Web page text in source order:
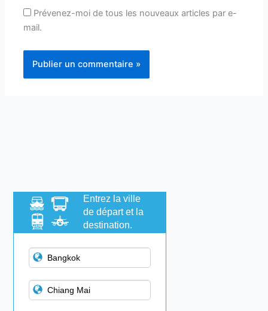
Prévenez-moi de tous les nouveaux articles par e-
mail.
Entrez la ville
de départ et la
destination.